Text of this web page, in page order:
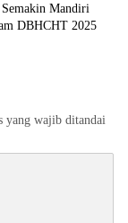
Mandiri
DBHCHT 2025
yang wajib ditandai